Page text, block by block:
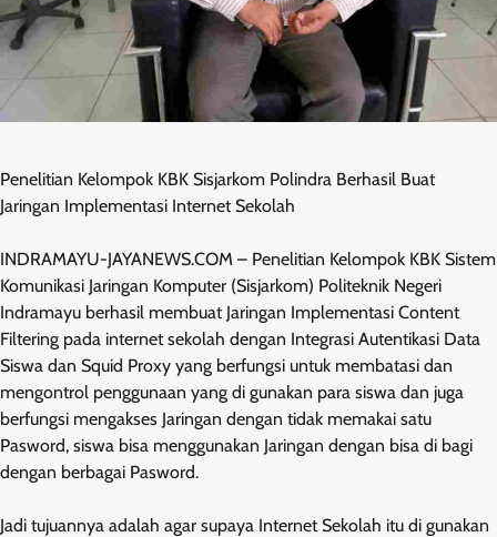
Penelitian Kelompok KBK Sisjarkom Polindra Berhasil Buat
Jaringan Implementasi Internet Sekolah
INDRAMAYU-JAYANEWS.COM – Penelitian Kelompok KBK Sistem
Komunikasi Jaringan Komputer (Sisjarkom) Politeknik Negeri
Indramayu berhasil membuat Jaringan Implementasi Content
Filtering pada internet sekolah dengan Integrasi Autentikasi Data
Siswa dan Squid Proxy yang berfungsi untuk membatasi dan
mengontrol penggunaan yang di gunakan para siswa dan juga
berfungsi mengakses Jaringan dengan tidak memakai satu
Pasword, siswa bisa menggunakan Jaringan dengan bisa di bagi
dengan berbagai Pasword.
Jadi tujuannya adalah agar supaya Internet Sekolah itu di gunakan